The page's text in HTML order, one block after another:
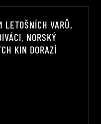
VARŮ,
NORSKÝ
KIN DORAZÍ